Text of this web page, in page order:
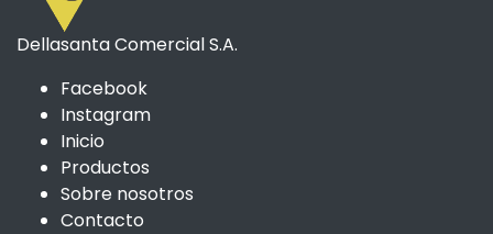
Dellasanta Comercial S.A.
Facebook
Instagram
Inicio
Productos
Sobre nosotros
Contacto